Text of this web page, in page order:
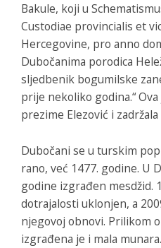
Bakule, koji u
Custodiae provincialis et
Hercegovine, pro anno
Dubočanima porodica
sljedbenik bogumilske
prije nekoliko godina.“
prezime Elezović i
Dubočani se u turskim
rano, već 1477. godine. U
godine izgrađen mesdžid.
dotrajalosti uklonjen, a
njegovoj obnovi. Prilikom
izgrađena je i mala